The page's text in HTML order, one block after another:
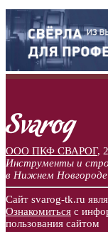
ООО ПКФ СВАРОГ,
Инструменты и
в Нижнем Новгороде
Сайт svarog-tk.ru
Ознакомиться с
пользования сайтом